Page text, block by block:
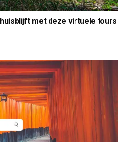
met deze virtuele tours